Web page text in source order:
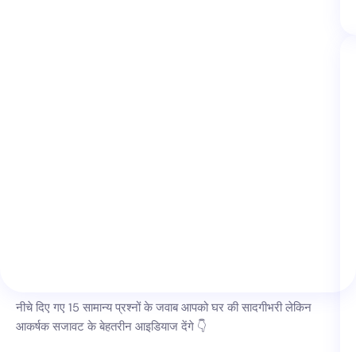
नीचे दिए गए 15 सामान्य प्रश्नों के जवाब आपको घर की सादगीभरी लेकिन
आकर्षक सजावट के बेहतरीन आइडियाज देंगे 👇